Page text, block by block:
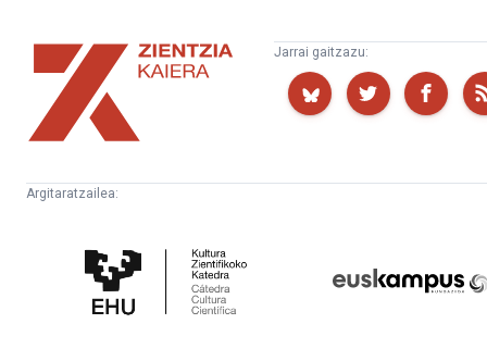
Zientzia
Kaiera
Jarrai gaitzazu:
Argitaratzailea:
Zientifikoko
Katedra